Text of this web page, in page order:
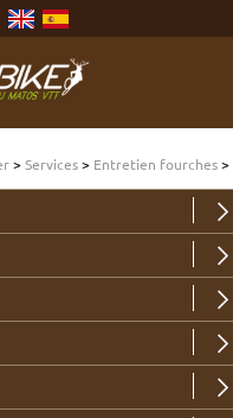
>Services> Entretien fourches>